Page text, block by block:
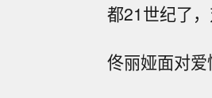
都21世纪了
佟丽娅面对